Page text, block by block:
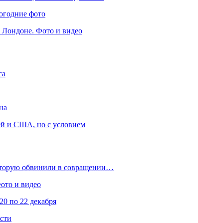
фото
Лондоне. Фото и видео
и США, но с условием
обвинили в совращении…
и видео
по 22 декабря